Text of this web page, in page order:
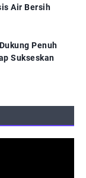
Air Bersih
Penuh
Sukseskan